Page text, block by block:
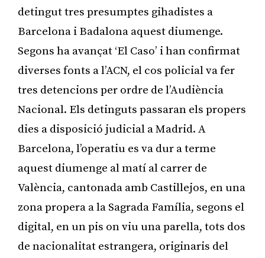
detingut tres presumptes gihadistes a
Barcelona i Badalona aquest diumenge.
Segons ha avançat ‘El Caso’ i han confirmat
diverses fonts a l’ACN, el cos policial va fer
tres detencions per ordre de l’Audiència
Nacional. Els detinguts passaran els propers
dies a disposició judicial a Madrid. A
Barcelona, l’operatiu es va dur a terme
aquest diumenge al matí al carrer de
València, cantonada amb Castillejos, en una
zona propera a la Sagrada Família, segons el
digital, en un pis on viu una parella, tots dos
de nacionalitat estrangera, originaris del